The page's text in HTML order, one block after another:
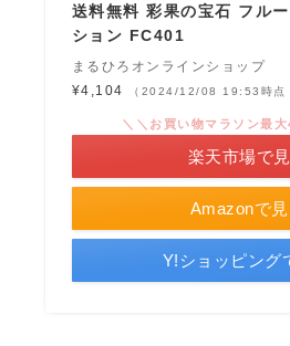
送料無料 彩果の宝石 フル
ション FC401
まるひろオンラインショップ
¥4,104
（2024/12/08 19:53時点
Amazonで見
＼＼お買い物マラソン最
楽天市場で
Y!ショッピング